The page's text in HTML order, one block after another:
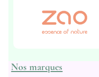
Nos marques